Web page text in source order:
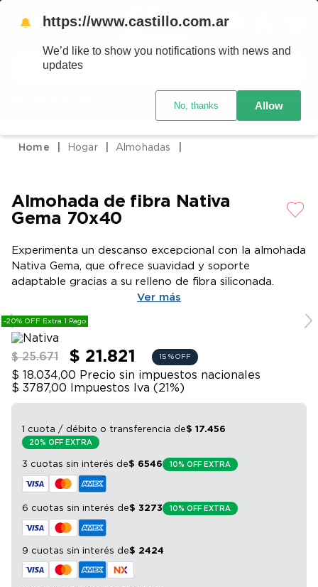
Buscar
Crédito Castillo
Hogar Almohadas
Almohada de fibra Nativa
Gema 70x40
Experimenta un descanso excepcional con la almohada
Nativa Gema, que ofrece suavidad y soporte
adaptable gracias a su relleno de fibra siliconada.
Ver más
-20% OFF Extra 1 Pago
$ 25.671 $ 21.821 15 % OFF
$ 18.034,00 Precio sin impuestos nacionales
$ 3787,00
Impuestos Iva (21%)
1 cuota / débito o transferencia de$ 17.456
20% OFF EXTRA
3 cuotas sin interés de$ 6546 10% OFF EXTRA
6 cuotas sin interés de$ 3273 10% OFF EXTRA
9 cuotas sin interés de$ 2424
2.
celulares
4.
lavarropas
5
cocina
6.
colchones
7.
aire acondicionado
9.
sommier
10 . smart tv
🔔 https://www.castillo.com.ar
We’d like to show you notifications with news and
updates
No, thanks Allow